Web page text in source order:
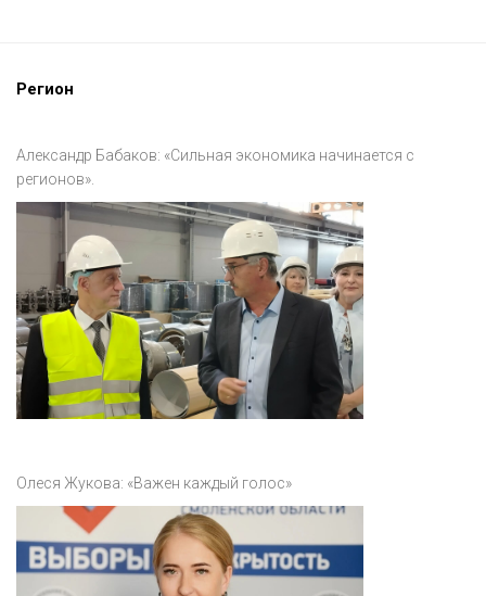
Регион
Александр Бабаков: «Сильная экономика начинается с
регионов».
Олеся Жукова: «Важен каждый голос»